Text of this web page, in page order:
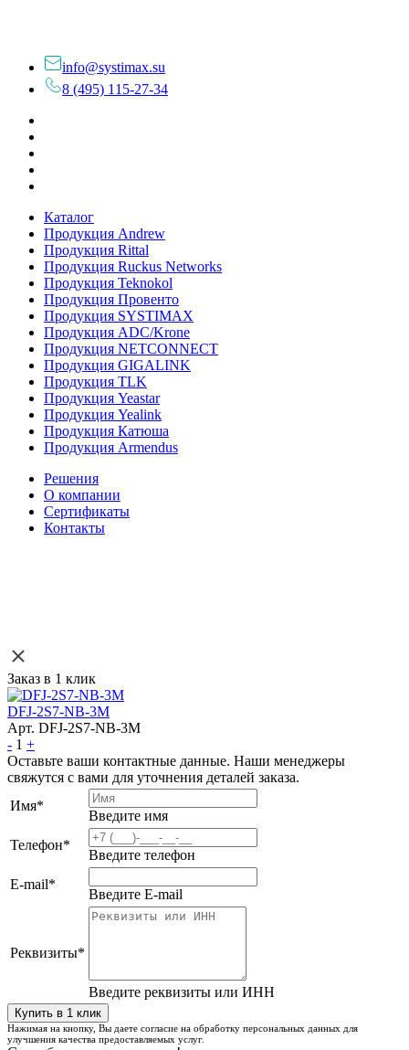
info@systimax.su
8 (495) 115-27-34
Каталог
Продукция Andrew
Продукция Rittal
Продукция Ruckus Networks
Продукция Teknokol
Продукция Провенто
Продукция SYSTIMAX
Продукция ADC/Krone
Продукция NETCONNECT
Продукция GIGALINK
Продукция TLK
Продукция Yeastar
Продукция Yealink
Продукция Катюша
Продукция Armendus
Решения
О компании
Сертификаты
Контакты
Заказ в 1 клик
DFJ-2S7-NB-3M
Арт. DFJ-2S7-NB-3M
- 1 +
Оставьте ваши контактные данные. Наши менеджеры
свяжутся с вами для уточнения деталей заказа.
Имя*
Введите имя
Телефон*
Введите телефон
E-mail*
Введите E-mail
Реквизиты*
Введите реквизиты или ИНН
Нажимая на кнопку, Вы даете согласие на обработку персональных данных для
улучшения качества предоставляемых услуг.